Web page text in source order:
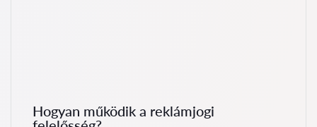
Hogyan működik a reklámjogi